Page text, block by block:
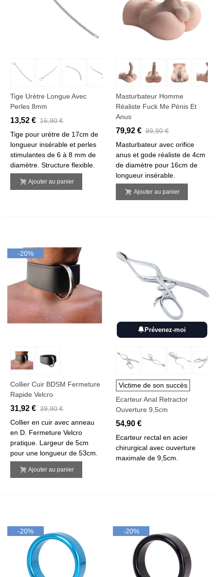
Tige Urètre Longue Avec
Perles 8mm
13,52 € 16,90 €
Tige pour urètre de 17cm de
longueur insérable et perles
stimulantes de 6 à 8 mm de
diamètre. Structure flexible.
Ajouter au panier
Masturbateur Homme
Réaliste Fuck Me Pénis Et
Anus
79,92 € 99,90 €
Masturbateur avec orifice
anus et gode réaliste de 4cm
de diamètre pour 16cm de
longueur insérable.
Ajouter au panier
-20%
Collier Cuir BDSM Fermeture
Rapide Velcro
31,92 € 39,90 €
Collier en cuir avec anneau
en D. Fermeture Velcro
pratique. Largeur de 5cm
pour une longueur de 53cm.
Ajouter au panier
Prévenez-moi
Victime de son succès
Ecarteur Anal Retractor
Ouverture 9,5cm
54,90 €
Ecarteur rectal en acier
chirurgical avec ouverture
maximale de 9,5cm.
-20% -20%